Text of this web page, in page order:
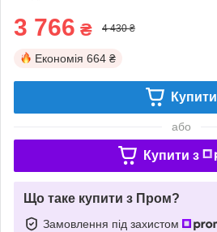
3 766 ₴ 4 430 ₴
Економія 664 ₴
Купити
або
Купити з
Що таке купити з Пром?
Замовлення під захистом